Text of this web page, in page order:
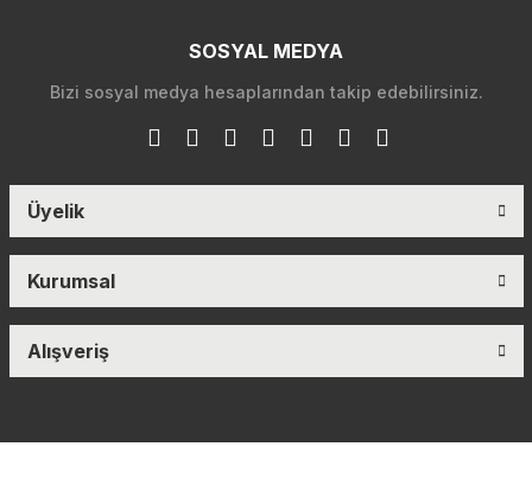
SOSYAL MEDYA
Bizi sosyal medya hesaplarından takip edebilirsiniz.
Üyelik
Kurumsal
Alışveriş